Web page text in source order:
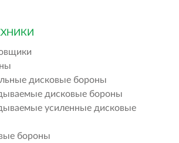
дисковые бороны
дисковые бороны
усиленные дисковые
бороны